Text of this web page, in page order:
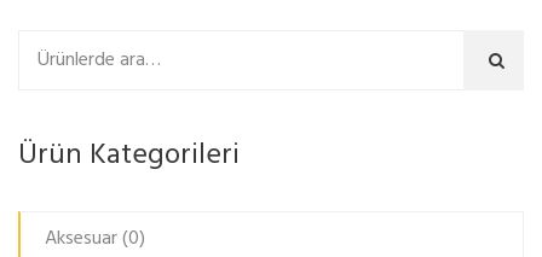
Ara
Ürün Kategorileri
Aksesuar(0)